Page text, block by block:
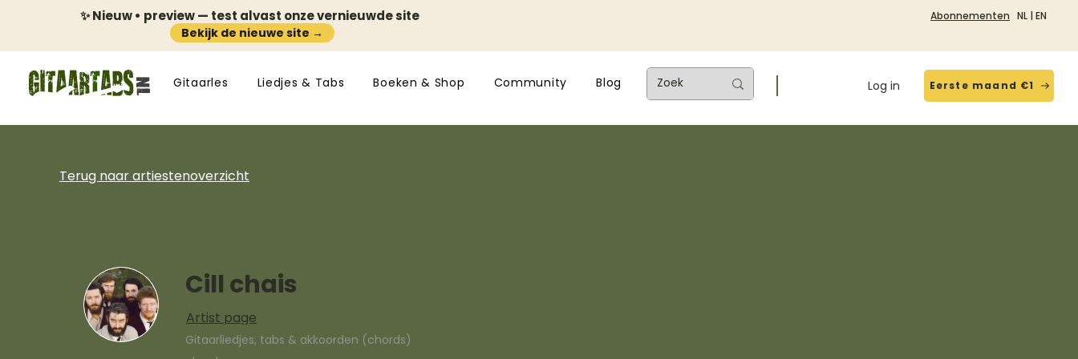
✨ Nieuw • preview — test alvast onze vernieuwde site
Bekijk de nieuwe site →
Abonnementen NL | EN
Gitaarles Liedjes & Tabs Boeken & Shop Community Blog Log in Eerste maand €1
Terug naar artiestenoverzicht
Cill chais
Artist page
Gitaarliedjes, tabs & akkoorden (chords)